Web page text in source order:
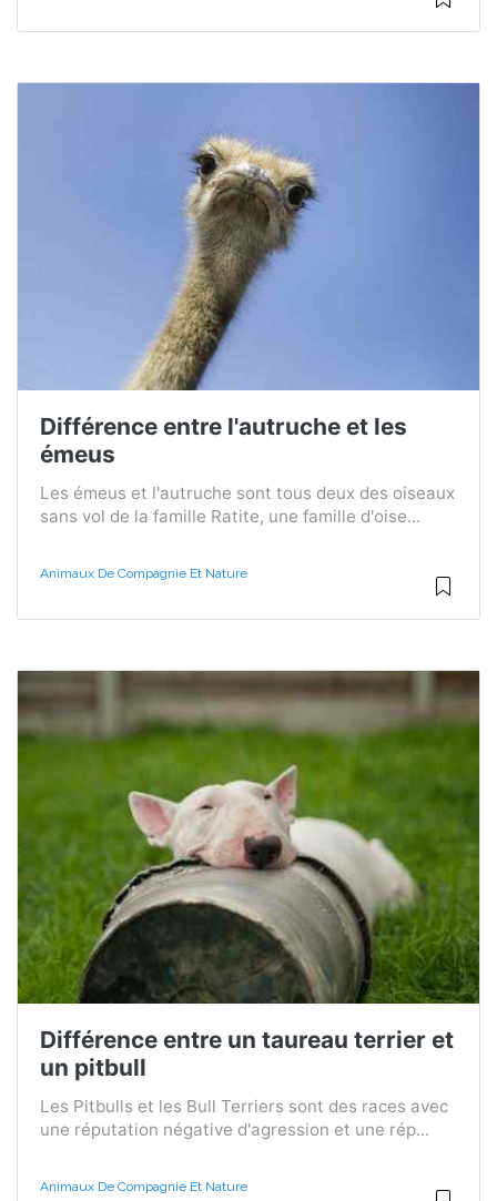
Différence entre l'autruche et les
émeus
Les émeus et l'autruche sont tous deux des oiseaux
sans vol de la famille Ratite, une famille d'oise...
Animaux De Compagnie Et Nature
Différence entre un taureau terrier et
un pitbull
Les Pitbulls et les Bull Terriers sont des races avec
une réputation négative d'agression et une rép...
Animaux De Compagnie Et Nature